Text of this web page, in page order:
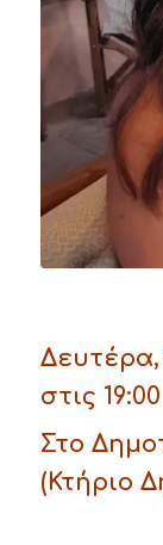
στις 19:00
Στο
(Κτήριο